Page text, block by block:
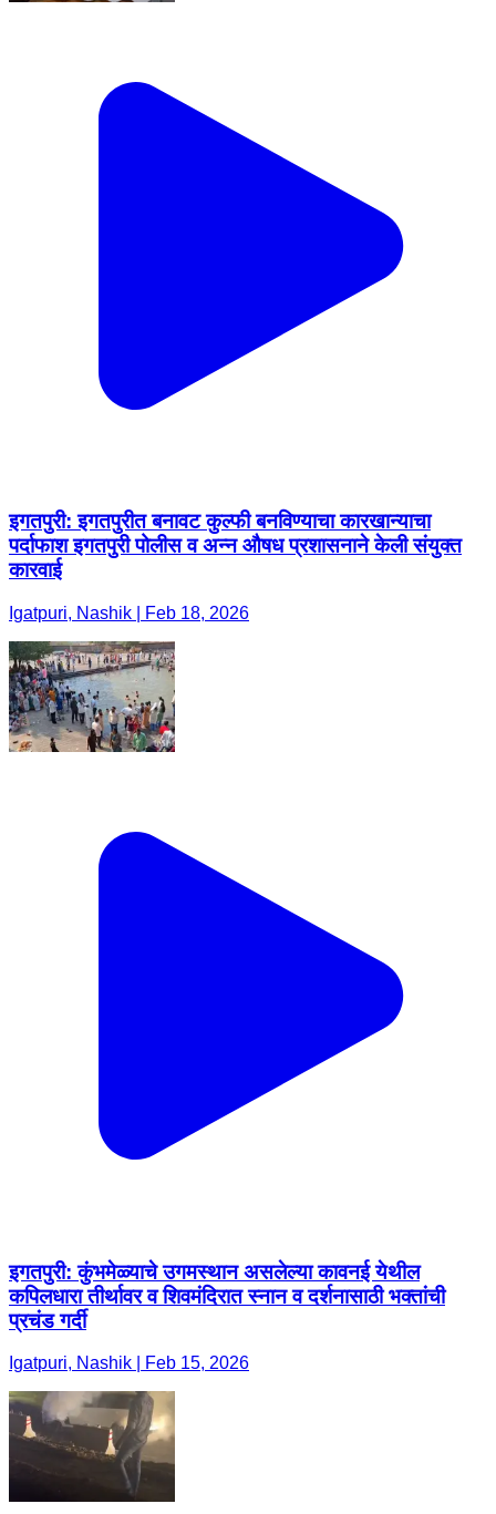
इगतपुरी: इगतपुरीत बनावट कुल्फी बनविण्याचा कारखान्याचा
पर्दाफाश इगतपुरी पोलीस व अन्न औषध प्रशासनाने केली संयुक्त
कारवाई
Igatpuri, Nashik | Feb 18, 2026
इगतपुरी: कुंभमेळ्याचे उगमस्थान असलेल्या कावनई येथील
कपिलधारा तीर्थावर व शिवमंदिरात स्नान व दर्शनासाठी भक्तांची
प्रचंड गर्दी
Igatpuri, Nashik | Feb 15, 2026